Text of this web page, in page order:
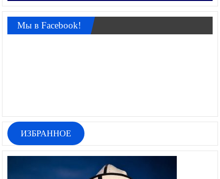
Мы в Facebook!
ИЗБРАННОЕ